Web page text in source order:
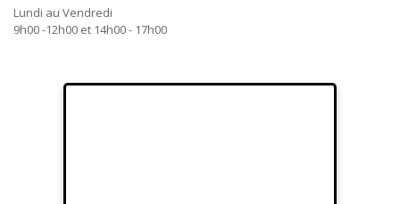
Lundi au Vendredi
9h00 -12h00 et 14h00 - 17h00